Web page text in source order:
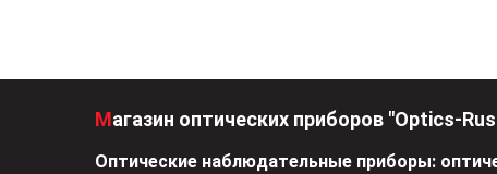
Магазин оптических приборов "Optics-
Оптические наблюдательные приборы: